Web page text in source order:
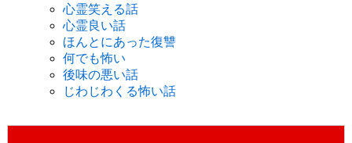
心霊笑える話
心霊良い話
ほんとにあった復讐
何でも怖い
後味の悪い話
じわじわくる怖い話